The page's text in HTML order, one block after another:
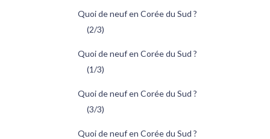
Quoi de neuf en Corée du Sud ?
(2/3)
Quoi de neuf en Corée du Sud ?
(1/3)
Quoi de neuf en Corée du Sud ?
(3/3)
Quoi de neuf en Corée du Sud ?